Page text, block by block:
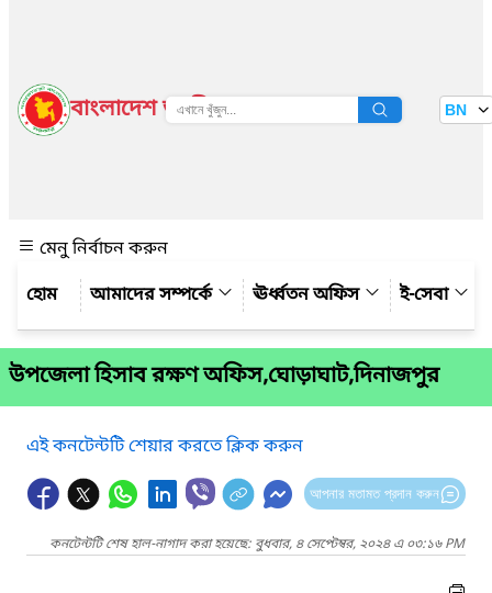
বাংলাদেশ জাতীয় তথ্য বাতায়ন BN
মেনু নির্বাচন করুন
আমাদের সম্পর্কে
ঊর্ধ্বতন অফিস ই-সেবা
উপজেলা হিসাব রক্ষণ অফিস,ঘোড়াঘাট,দিনাজপুর
এই কনটেন্টটি শেয়ার করতে ক্লিক করুন
আপনার মতামত প্রদান করুন
কনটেন্টটি শেষ হাল-নাগাদ করা হয়েছে: বুধবার, ৪ সেপ্টেম্বর, ২০২৪ এ ০৩:১৬ PM